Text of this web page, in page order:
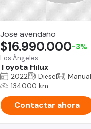
Jose avendaño
Los Ángeles
Toyota Hilux
$16.990.000-3%
2022 Diesel
Manual
134000 km
Contactar ahora